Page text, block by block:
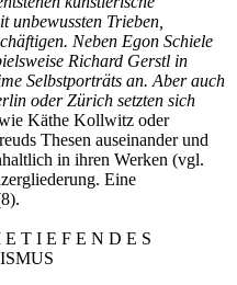
unbewussten Trieben,
Neben Egon Schiele
Richard Gerstl in
Selbstporträts an. Aber auch
oder Zürich setzten sich
Käthe Kollwitz oder
Thesen auseinander und
in ihren Werken (vgl.
Eine
T I E F E N D E S